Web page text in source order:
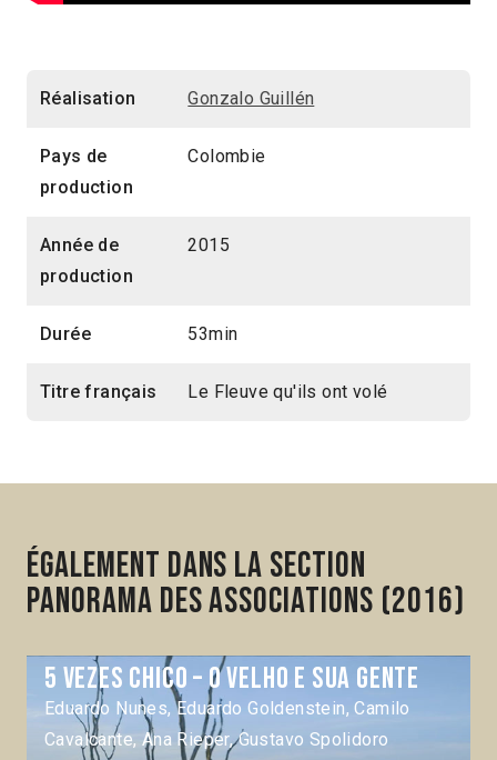
Réalisation Gonzalo Guillén
Pays de
production
Colombie
Année de
production
2015
Durée 53min
Titre français Le Fleuve qu'ils ont volé
Également dans la section
Panorama des associations (2016)
5 Vezes Chico – O Velho e sua gente
Eduardo Nunes, Eduardo Goldenstein, Camilo
Cavalcante, Ana Rieper, Gustavo Spolidoro